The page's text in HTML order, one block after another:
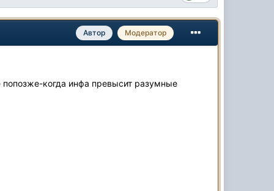
Автор Модератор
когда инфа превысит разумные